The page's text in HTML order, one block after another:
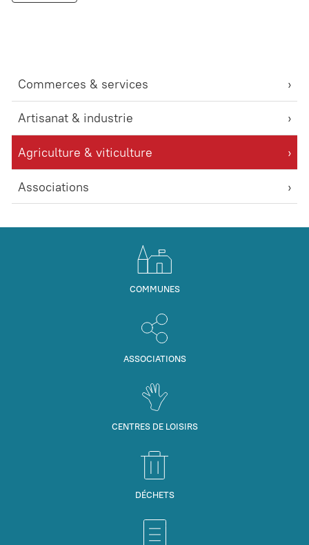
Commerces & services
Artisanat & industrie
Agriculture & viticulture
Associations
COMMUNES
ASSOCIATIONS
CENTRES DE LOISIRS
DÉCHETS